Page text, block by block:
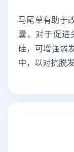
马尾草有助于
囊，对于促进
硅，可增强弱
中，以对抗脱发